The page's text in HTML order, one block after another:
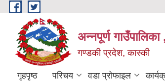
Skip to main content
अन्नपूर्ण गाउँपालिका
गण्डकी प्रदेश, कास्की
गृहपृष्ठ परिचय वडा प्रोफाइल